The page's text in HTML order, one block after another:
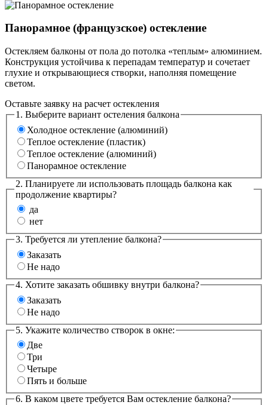
Панорамное (французское) остекление
Остекляем балконы от пола до потолка «теплым» алюминием.
Конструкция устойчива к перепадам температур и сочетает
глухие и открывающиеся створки, наполняя помещение
светом.
Оставьте заявку на расчет остекления
1. Выберите вариант остеления балкона
Холодное остекление (алюминий)
Теплое остекление (пластик)
Теплое остекление (алюминий)
Панорамное остекление
2. Планируете ли использовать площадь балкона как
продолжение квартиры?
да
нет
3. Требуется ли утепление балкона?
Заказать
Не надо
4. Хотите заказать обшивку внутри балкона?
Заказать
Не надо
5. Укажите количество створок в окне:
Две
Три
Четыре
Пять и больше
6. В каком цвете требуется Вам остекление балкона?